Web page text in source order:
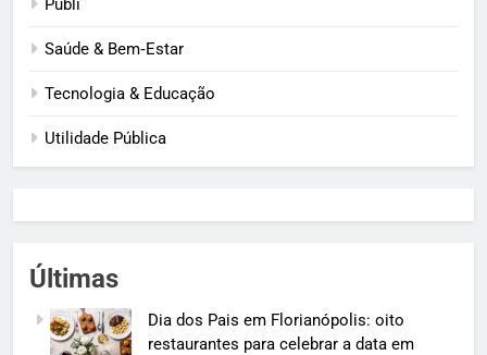
Saúde & Bem‑Estar
Tecnologia & Educação
Utilidade Pública
Últimas
Dia dos Pais em Florianópolis: oito
restaurantes para celebrar a data em